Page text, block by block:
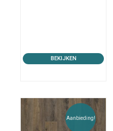
BEKIJKEN
Aanbieding!